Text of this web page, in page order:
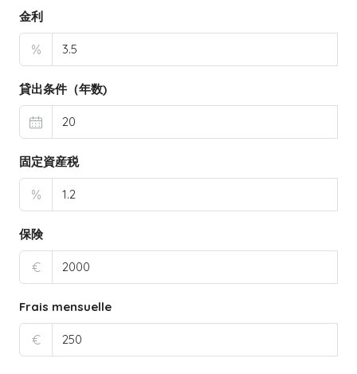
金利
%
貸出条件（年数)
固定資産税
%
保険
€
Frais mensuelle
€